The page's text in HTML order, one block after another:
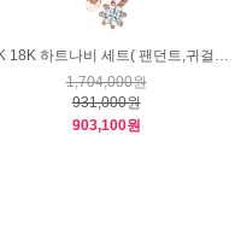
14K 18K 하트나비 세트( 팬던트,귀걸이)
1,704,000원
931,000원
903,100원